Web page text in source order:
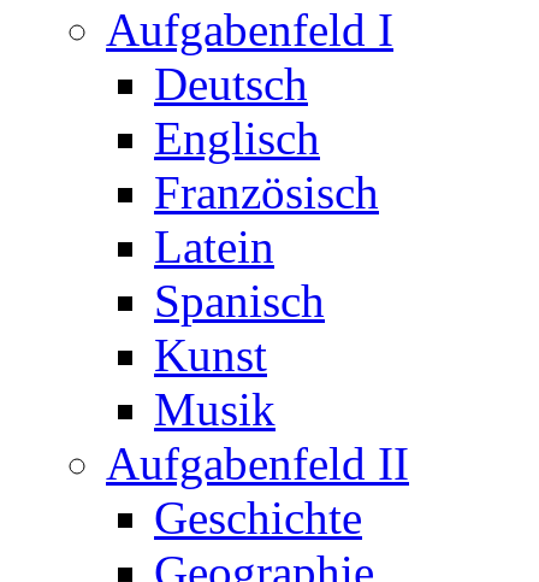
Aufgabenfeld I
Deutsch
Englisch
Französisch
Latein
Spanisch
Kunst
Musik
Aufgabenfeld II
Geschichte
Geographie